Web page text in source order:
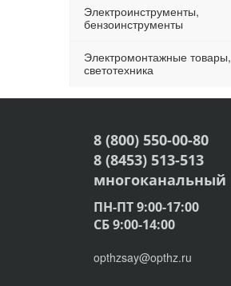
Электроинструменты,
бензоинструменты
Электромонтажные товары,
светотехника
8 (800) 550-00-80
8 (8453) 513-513
многоканальный
ПН-ПТ 9:00-17:00
СБ 9:00-14:00
opthzsay@opthz.ru